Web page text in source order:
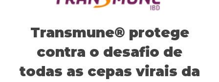
CEVA Global
Transmune® protege
contra o desafio de
todas as cepas virais da